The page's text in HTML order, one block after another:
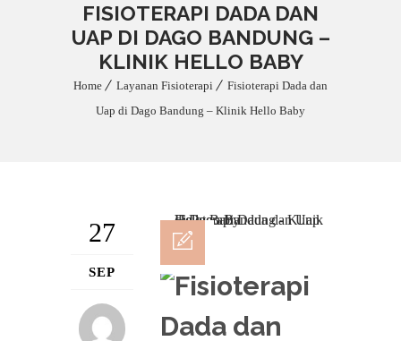
FISIOTERAPI DADA DAN
UAP DI DAGO BANDUNG –
KLINIK HELLO BABY
Home Layanan Fisioterapi
Fisioterapi Dada dan
Uap di Dago Bandung – Klinik Hello Baby
27
SEP